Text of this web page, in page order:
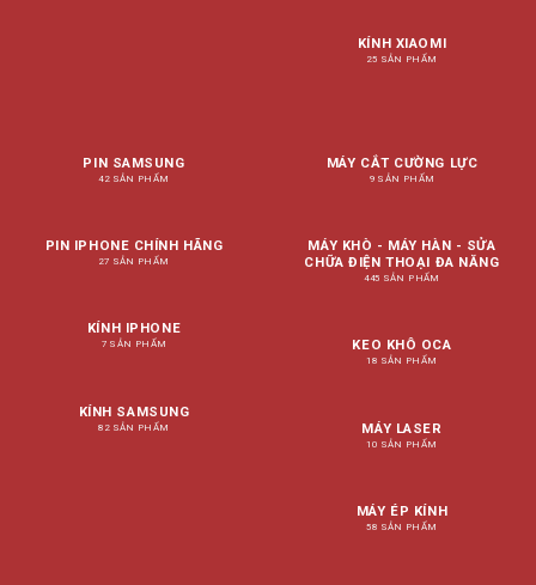
KÍNH XIAOMI
25 SẢN PHẨM
PIN SAMSUNG
42 SẢN PHẨM
PIN IPHONE CHÍNH HÃNG
27 SẢN PHẨM
KÍNH IPHONE
7 SẢN PHẨM
KÍNH SAMSUNG
82 SẢN PHẨM
MÁY CẮT CƯỜNG LỰC
9 SẢN PHẨM
MÁY KHÒ - MÁY HÀN - SỬA
CHỮA ĐIỆN THOẠI ĐA NĂNG
445 SẢN PHẨM
KEO KHÔ OCA
18 SẢN PHẨM
MÁY LASER
10 SẢN PHẨM
MÁY ÉP KÍNH
58 SẢN PHẨM